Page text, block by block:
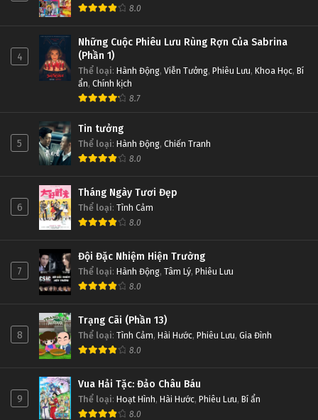
8.0
4
Những Cuộc Phiêu Lưu Rùng Rợn Của Sabrina
(Phần 1)
Thể loại: Hành Động, Viễn Tưởng, Phiêu Lưu, Khoa Học, Bí
ẩn, Chính kịch
8.7
5
Tin tưởng
Thể loại: Hành Động, Chiến Tranh
8.0
6
Tháng Ngày Tươi Đẹp
Thể loại: Tình Cảm
8.0
7
Đội Đặc Nhiệm Hiện Trường
Thể loại: Hành Động, Tâm Lý, Phiêu Lưu
8.0
8
Trạng Cãi (Phần 13)
Thể loại: Tình Cảm, Hài Hước, Phiêu Lưu, Gia Đình
8.0
9
Vua Hải Tặc: Đảo Châu Báu
Thể loại: Hoạt Hình, Hài Hước, Phiêu Lưu, Bí ẩn
8.0